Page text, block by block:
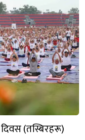
दिवस (तस्बिरहरू)